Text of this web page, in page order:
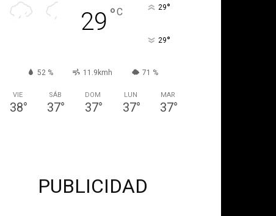
29 °C 29°
29°
52 % 11.9kmh 71 %
VIE
38°
SÁB
37°
DOM
37°
LUN
37°
MAR
37°
PUBLICIDAD